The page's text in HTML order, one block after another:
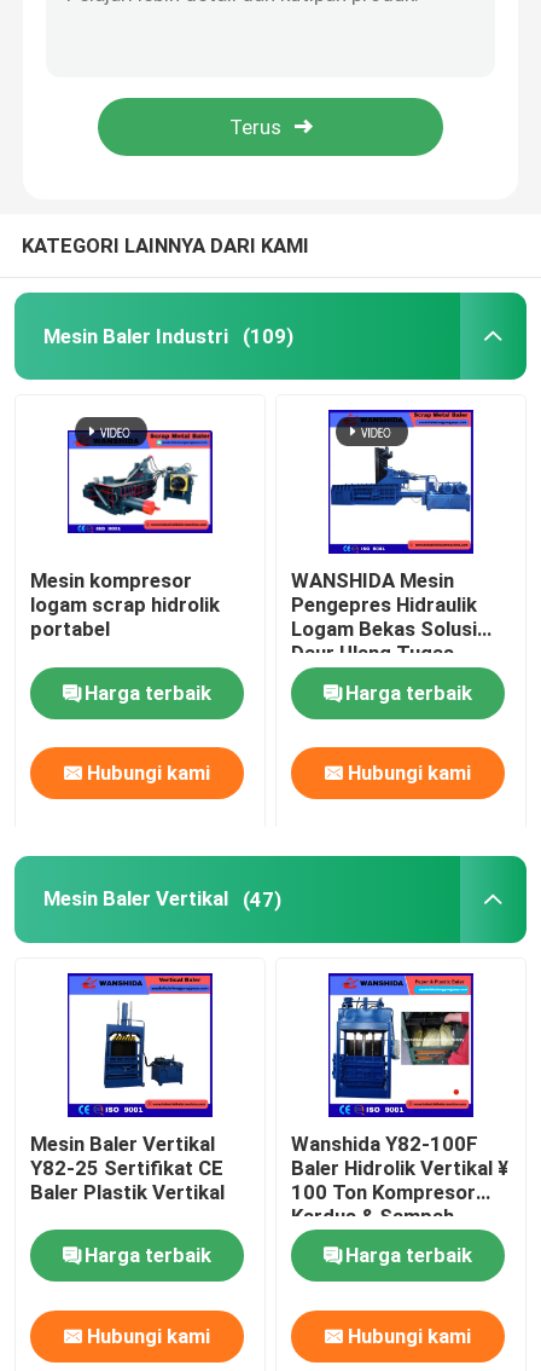
Mesin Baler Horizontal
Mesin Baler Logam Hidrolik
Press Briket Logam
Mesin Pencukur Bekas
Scrap Metal Geser
Geser Gantry
Penghancur Logam Bekas
KATEGORI LAINNYA DARI KAMI
Mesin Baler Industri (109)
Mesin kompresor
logam scrap hidrolik
portabel
Harga terbaik
Hubungi kami
WANSHIDA Mesin
Pengepres Hidraulik
Logam Bekas Solusi
Daur Ulang Tugas
Berat.
Harga terbaik
Hubungi kami
Mesin Baler Vertikal (47)
Mesin Baler Vertikal
Y82-25 Sertifikat CE
Baler Plastik Vertikal
Harga terbaik
Hubungi kami
Wanshida Y82-100F
Baler Hidrolik Vertikal ¥
100 Ton Kompresor
Kardus & Sampah
Plastik
Harga terbaik
Hubungi kami